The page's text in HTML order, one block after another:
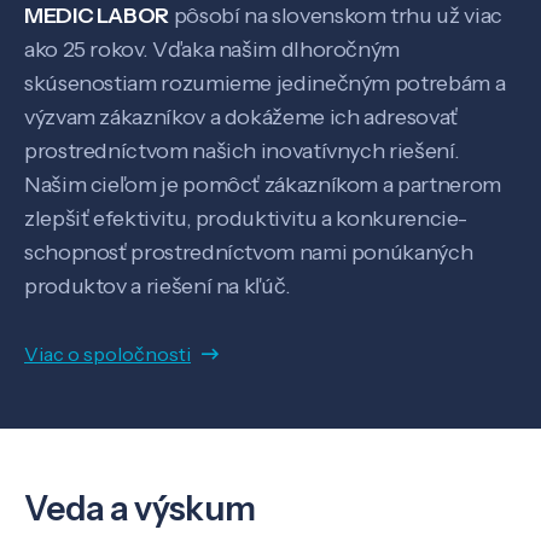
Kontakt
MEDIC LABOR pôsobí na slovenskom trhu už viac
ako 25 rokov. Vďaka našim dlhoročným
skúsenostiam rozumieme jedinečným potrebám a
výzvam zákazníkov a dokážeme ich adresovať
prostredníctvom našich inovatívnych riešení.
Našim cieľom je pomôcť zákazníkom a partnerom
zlepšiť efektivitu, produktivitu a konkurencie-
schopnosť prostredníctvom nami ponúkaných
produktov a riešení na kľúč.
Viac o spoločnosti
Veda a výskum